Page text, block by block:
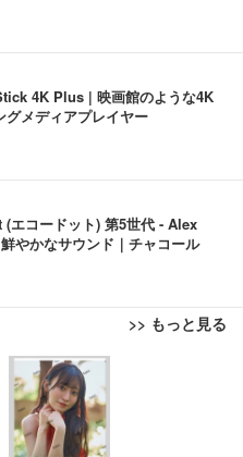
4K Plus | 映画館のような4K
メディアプレイヤー
エコードット) 第5世代 - Alex
やかなサウンド｜チャコール
>> もっと見る
チェア 椅子 テレワーク 疲れな
レスト コンパクト 約105度ロッ
360度回転 座面昇降 強化ナイロ
メッシュ 在宅ワーク H-WY01
プレミアムモニター | FlexScan
型4K UHD・USB Type-C・ホワ
ペットシーツ 薄型 レギュラー 1
ワイト 300枚